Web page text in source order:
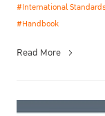
#International Standards
#Handbook
Read More